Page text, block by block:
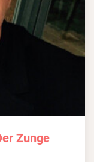
Zunge